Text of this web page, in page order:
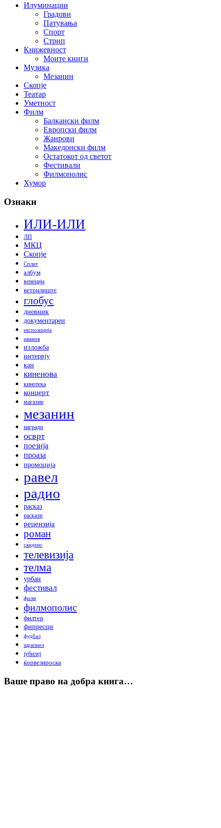
Илуминации
Градови
Патувања
Спорт
Стрип
Книжевност
Моите книги
Музика
Мезанин
Скопје
Театар
Уметност
Филм
Балкански филм
Европски филм
Жанрови
Македонски филм
Остатокот од светот
Фестивали
Филмополис
Хумор
Ознаки
ИЛИ-ИЛИ
ЛП
МКЦ
Скопје
Сплит
албум
венеција
ветрилиште
глобус
дневник
документарен
експозиција
иванов
изложба
интервју
кан
киненова
кинотека
концерт
магазин
мезанин
награди
осврт
поезија
проаза
промоција
равел
радио
расказ
раскази
рецензија
роман
санденс
телевизија
телма
урбан
фестивал
филм
филмополис
филтер
фипресци
фудбал
шрапнел
јубилеј
ќорвезироска
Ваше право на добра книга…